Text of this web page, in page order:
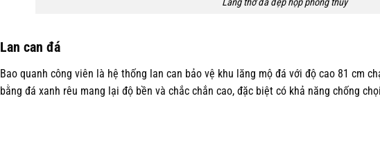
Lan can đá
Bao quanh công viên là hệ thống lan can bảo vệ khu lăng mộ đá với độ cao 81 cm
bằng đá xanh rêu mang lại độ bền và chắc chắn cao, đặc biệt có khả năng chống